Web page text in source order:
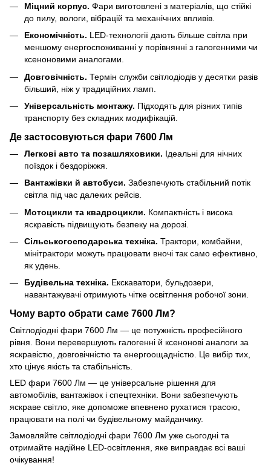
Міцний корпус. Фари виготовлені з матеріалів, що стійкі
до пилу, вологи, вібрацій та механічних впливів.
Економічність. LED-технології дають більше світла при
меншому енергоспоживанні у порівнянні з галогенними чи
ксеноновими аналогами.
Довговічність. Термін служби світлодіодів у десятки разів
більший, ніж у традиційних ламп.
Універсальність монтажу. Підходять для різних типів
транспорту без складних модифікацій.
Де застосовуються фари 7600 Лм
Легкові авто та позашляховики. Ідеальні для нічних
поїздок і бездоріжжя.
Вантажівки й автобуси. Забезпечують стабільний потік
світла під час далеких рейсів.
Мотоцикли та квадроцикли. Компактність і висока
яскравість підвищують безпеку на дорозі.
Сільськогосподарська техніка. Трактори, комбайни,
мінітрактори можуть працювати вночі так само ефективно,
як удень.
Будівельна техніка. Екскаватори, бульдозери,
навантажувачі отримують чітке освітлення робочої зони.
Чому варто обрати саме 7600 Лм?
Світлодіодні фари 7600 Лм — це потужність професійного
рівня. Вони перевершують галогенні й ксенонові аналоги за
яскравістю, довговічністю та енергоощадністю. Це вибір тих,
хто цінує якість та стабільність.
LED фари 7600 Лм — це універсальне рішення для
автомобілів, вантажівок і спецтехніки. Вони забезпечують
яскраве світло, яке допоможе впевнено рухатися трасою,
працювати на полі чи будівельному майданчику.
Замовляйте світлодіодні фари 7600 Лм уже сьогодні та
отримайте надійне LED-освітлення, яке виправдає всі ваші
очікування!